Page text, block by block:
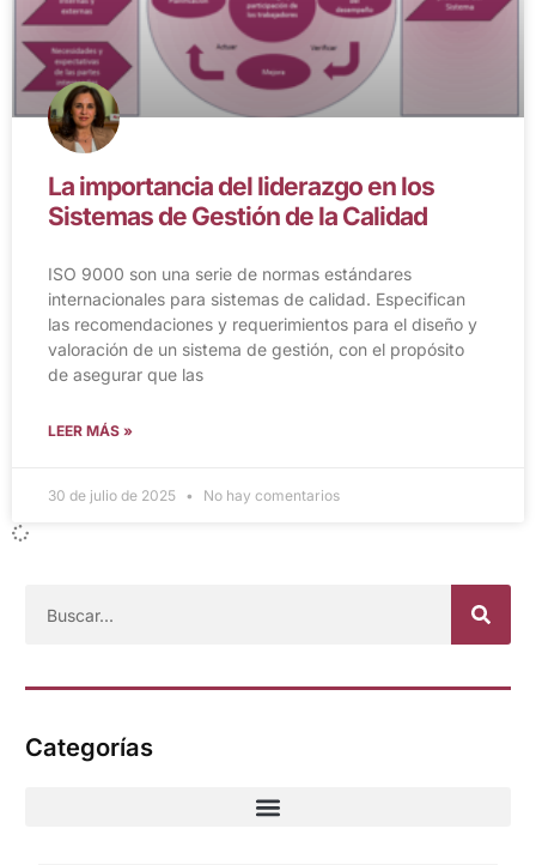
La importancia del liderazgo en los
Sistemas de Gestión de la Calidad
ISO 9000 son una serie de normas estándares
internacionales para sistemas de calidad. Especifican
las recomendaciones y requerimientos para el diseño y
valoración de un sistema de gestión, con el propósito
de asegurar que las
LEER MÁS »
30 de julio de 2025 No hay comentarios
Categorías